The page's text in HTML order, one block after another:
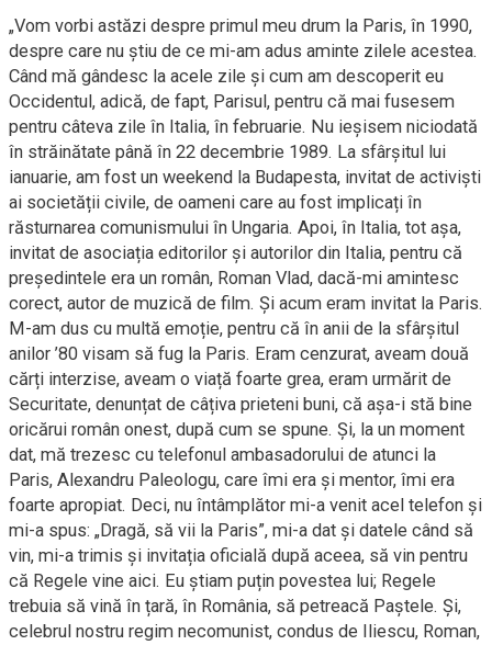
„Vom vorbi astăzi despre primul meu drum la Paris, în 1990,
despre care nu știu de ce mi-am adus aminte zilele acestea.
Când mă gândesc la acele zile și cum am descoperit eu
Occidentul, adică, de fapt, Parisul, pentru că mai fusesem
pentru câteva zile în Italia, în februarie. Nu ieșisem niciodată
în străinătate până în 22 decembrie 1989. La sfârșitul lui
ianuarie, am fost un weekend la Budapesta, invitat de activiști
ai societății civile, de oameni care au fost implicați în
răsturnarea comunismului în Ungaria. Apoi, în Italia, tot așa,
invitat de asociația editorilor și autorilor din Italia, pentru că
președintele era un român, Roman Vlad, dacă-mi amintesc
corect, autor de muzică de film. Și acum eram invitat la Paris.
M-am dus cu multă emoție, pentru că în anii de la sfârșitul
anilor ’80 visam să fug la Paris. Eram cenzurat, aveam două
cărți interzise, aveam o viață foarte grea, eram urmărit de
Securitate, denunțat de câțiva prieteni buni, că așa-i stă bine
oricărui român onest, după cum se spune. Și, la un moment
dat, mă trezesc cu telefonul ambasadorului de atunci la
Paris, Alexandru Paleologu, care îmi era și mentor, îmi era
foarte apropiat. Deci, nu întâmplător mi-a venit acel telefon și
mi-a spus: „Dragă, să vii la Paris”, mi-a dat și datele când să
vin, mi-a trimis și invitația oficială după aceea, să vin pentru
că Regele vine aici. Eu știam puțin povestea lui; Regele
trebuia să vină în țară, în România, să petreacă Paștele. Și,
celebrul nostru regim necomunist, condus de Iliescu, Roman,